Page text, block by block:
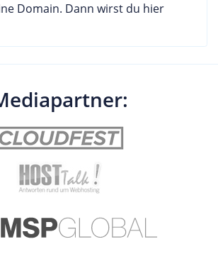
Domain. Dann wirst du hier